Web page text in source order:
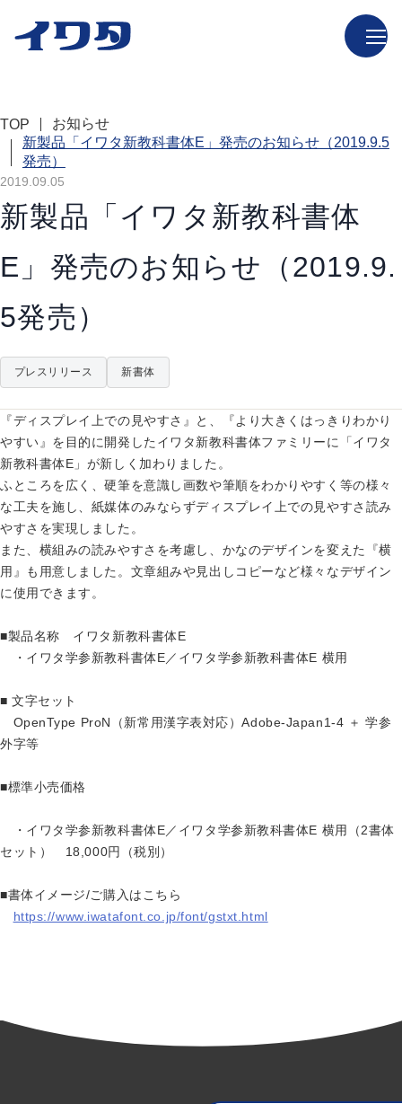
TOP
お知らせ
新製品「イワタ新教科書体E」発売のお知らせ（2019.9.5
発売）
2019.09.05
新製品「イワタ新教科書体
E」発売のお知らせ（2019.9.
5発売）
プレスリリース 新書体
『ディスプレイ上での見やすさ』と、『より大きくはっきりわかり
やすい』を目的に開発したイワタ新教科書体ファミリーに「イワタ
新教科書体E」が新しく加わりました。
ふところを広く、硬筆を意識し画数や筆順をわかりやすく等の様々
な工夫を施し、紙媒体のみならずディスプレイ上での見やすさ読み
やすさを実現しました。
また、横組みの読みやすさを考慮し、かなのデザインを変えた『横
用』も用意しました。文章組みや見出しコピーなど様々なデザイン
に使用できます。
■製品名称 イワタ新教科書体E
・イワタ学参新教科書体E／イワタ学参新教科書体E 横用
■ 文字セット
OpenType ProN（新常用漢字表対応）Adobe-Japan1-4 ＋ 学参
外字等
■標準小売価格
・イワタ学参新教科書体E／イワタ学参新教科書体E 横用（2書体
セット） 18,000円（税別）
■書体イメージ/ご購入はこちら
https://www.iwatafont.co.jp/font/gstxt.html